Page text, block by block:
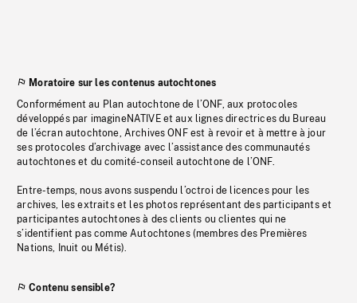
Moratoire sur les contenus autochtones
Conformément au Plan autochtone de l’ONF, aux protocoles
développés par imagineNATIVE et aux lignes directrices du Bureau
de l’écran autochtone, Archives ONF est à revoir et à mettre à jour
ses protocoles d’archivage avec l’assistance des communautés
autochtones et du comité-conseil autochtone de l’ONF.
Entre-temps, nous avons suspendu l’octroi de licences pour les
archives, les extraits et les photos représentant des participants et
participantes autochtones à des clients ou clientes qui ne
s’identifient pas comme Autochtones (membres des Premières
Nations, Inuit ou Métis).
Contenu sensible?